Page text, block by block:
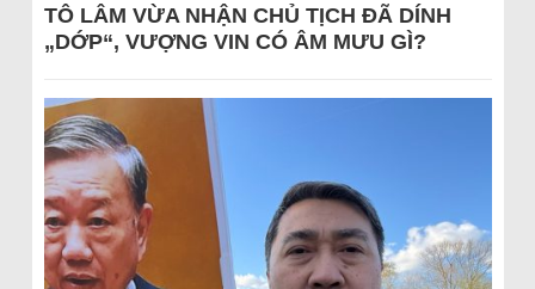
TÔ LÂM VỪA NHẬN CHỦ TỊCH ĐÃ DÍNH
„DỚP“, VƯỢNG VIN CÓ ÂM MƯU GÌ?